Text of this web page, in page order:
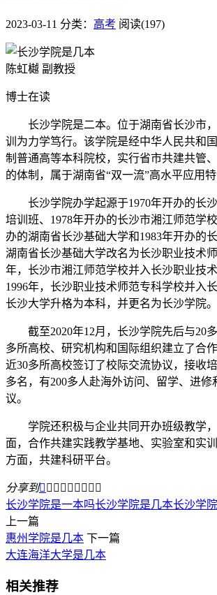
2023-03-11 分类： 高考 阅读(197)
陈虹樾 副教授
博士在读
长沙学院是二本。位于湖南省长沙市，
训为力学笃行。该学院是经中华人民共和
制普通高等本科院校，实行省市共建共管
的体制，属于湖南省“双一流”高水平应用特
长沙学院办学起源于1970年开办的长沙
培训班、1978年开办的长沙市湘江师范学
办的湖南省长沙基础大学和1983年开办的长
湖南省长沙基础大学改名为长沙职业技术
年，长沙市湘江师范学校并入长沙职业技术
1996年，长沙职业技术师范专科学校并入长
长沙大学升格为本科，并更名为长沙学院。
截至2020年12月，长沙学院先后与20
多所高校、研究机构和国际组织建立了合
近30多所高校签订了校际交流协议，接收
多名，有200多人赴海外访问、留学、进修
议。
学院还积极与企业共同开办班级教学，
面，合作共建实践教学基地、实验室和实
方面，共建科研平台。
分享到        
长沙学院是一本吗长沙学院是几本长沙学
上一篇
惠州学院是几本 下一篇
大连海洋大学是几本
相关推荐